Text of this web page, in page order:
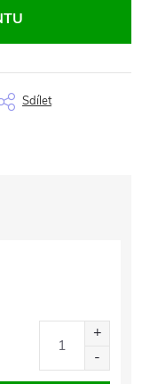
Sdílet